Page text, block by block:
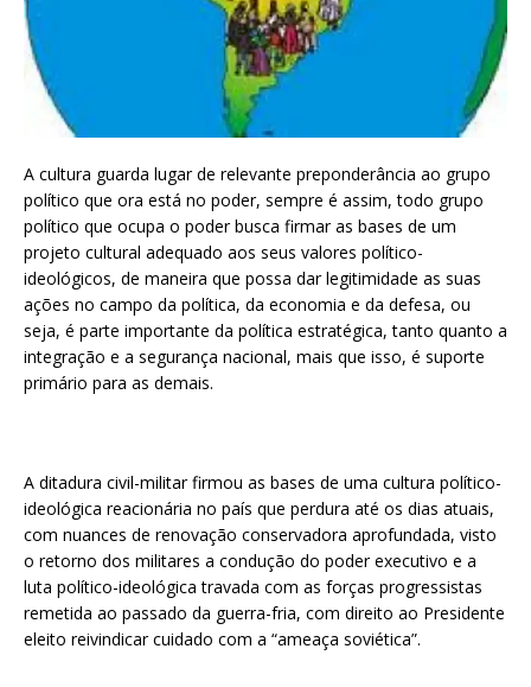
A cultura guarda lugar de relevante preponderância ao grupo
político que ora está no poder, sempre é assim, todo grupo
político que ocupa o poder busca firmar as bases de um
projeto cultural adequado aos seus valores político-
ideológicos, de maneira que possa dar legitimidade as suas
ações no campo da política, da economia e da defesa, ou
seja, é parte importante da política estratégica, tanto quanto a
integração e a segurança nacional, mais que isso, é suporte
primário para as demais.
A ditadura civil-militar firmou as bases de uma cultura político-
ideológica reacionária no país que perdura até os dias atuais,
com nuances de renovação conservadora aprofundada, visto
o retorno dos militares a condução do poder executivo e a
luta político-ideológica travada com as forças progressistas
remetida ao passado da guerra-fria, com direito ao Presidente
eleito reivindicar cuidado com a “ameaça soviética”.